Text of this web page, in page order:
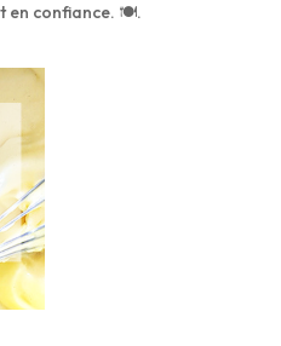
en confiance. 🍽️.